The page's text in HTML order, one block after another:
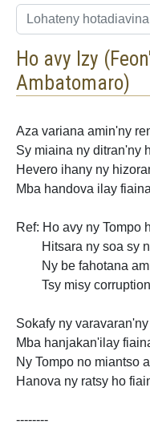
Ho avy Izy (
Ambatomaro)
Aza variana amin'ny
Sy miaina ny ditran'ny
Hevero ihany ny
Mba handova ilay
Ref: Ho avy ny Tompo
Hitsara ny soa sy
Ny be fahotana
Tsy misy corruption
Sokafy ny
Mba hanjakan'ilay
Ny Tompo no miantso
Hanova ny ratsy ho
--------